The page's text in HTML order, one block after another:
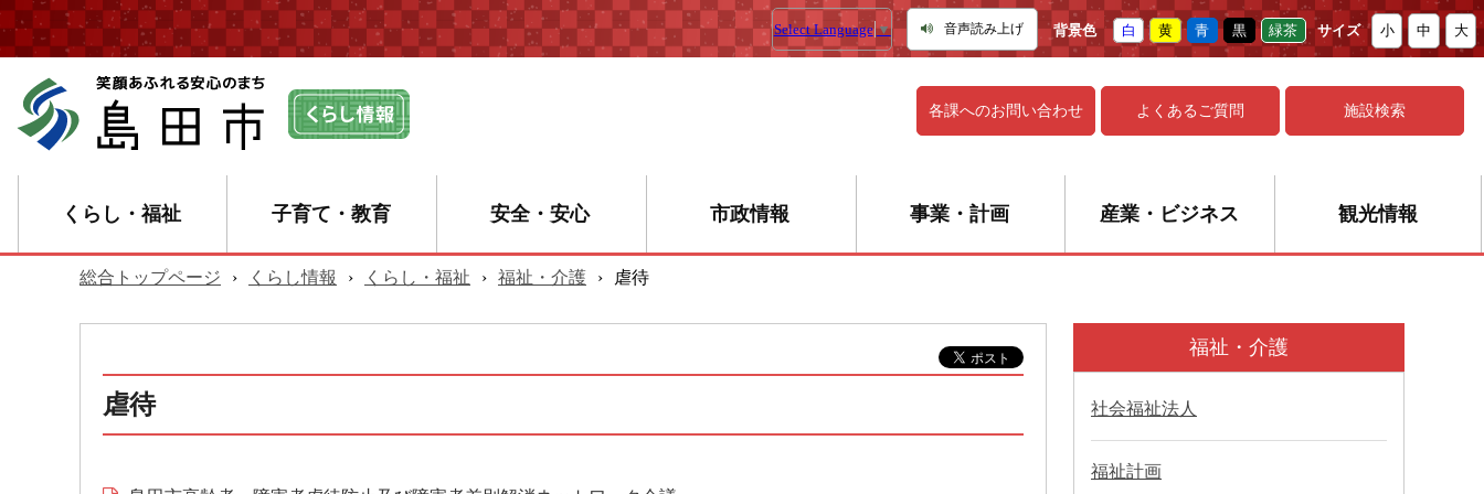
Select Language ▼ 音声読み上げ 背景色 白 黄 青 黒 緑茶 サイズ 小 中 大
各課へのお問い合わせ よくあるご質問 施設検索
くらし・福祉 子育て・教育 安全・安心 市政情報 事業・計画 産業・ビジネス 観光情報
総合トップページ › くらし情報 › くらし・福祉 › 福祉・介護 › 虐待
虐待
福祉・介護
社会福祉法人
福祉計画